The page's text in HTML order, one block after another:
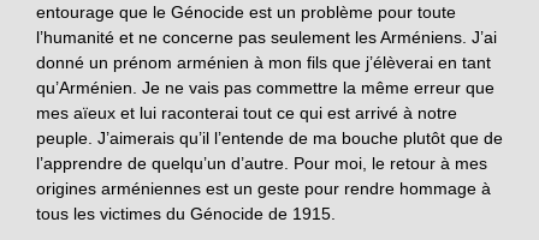
entourage que le Génocide est un problème pour toute
l’humanité et ne concerne pas seulement les Arméniens. J’ai
donné un prénom arménien à mon fils que j’élèverai en tant
qu’Arménien. Je ne vais pas commettre la même erreur que
mes aïeux et lui raconterai tout ce qui est arrivé à notre
peuple. J’aimerais qu’il l’entende de ma bouche plutôt que de
l’apprendre de quelqu’un d’autre. Pour moi, le retour à mes
origines arméniennes est un geste pour rendre hommage à
tous les victimes du Génocide de 1915.